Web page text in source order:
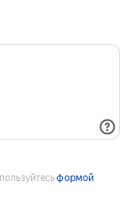
формой